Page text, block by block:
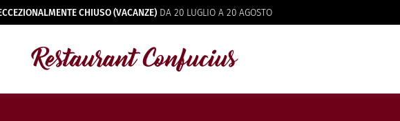
CHIUSO (VACANZE) DA 20 LUGLIO A 20 AGOSTO